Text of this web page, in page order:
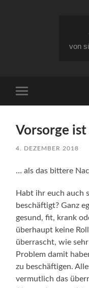
von
Menü
Vorsorge
4. DEZEMBER 2018
… als das bittere
Habt ihr euch auch
beschäftigt? Ganz
gesund, fit, krank
überhaupt keine
überrascht, wie
Problem damit
zu beschäftigen.
vermutlich das